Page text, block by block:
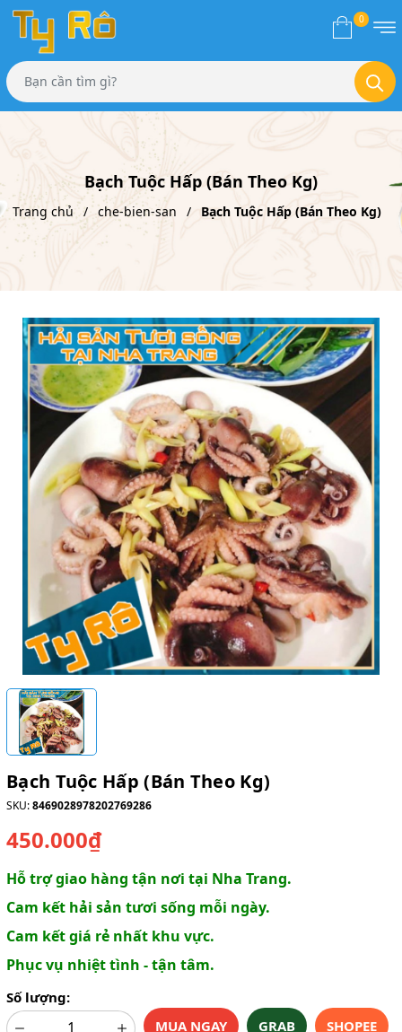
0
Bạch Tuộc Hấp (Bán Theo Kg)
Trang chủ che-bien-san Bạch Tuộc Hấp (Bán Theo Kg)
Bạch Tuộc Hấp (Bán Theo Kg)
SKU:8469028978202769286
450.000₫
Hỗ trợ giao hàng tận nơi tại Nha Trang.
Cam kết hải sản tươi sống mỗi ngày.
Cam kết giá rẻ nhất khu vực.
Phục vụ nhiệt tình - tận tâm.
Số lượng:
MUA NGAY
GRAB SHOPEE